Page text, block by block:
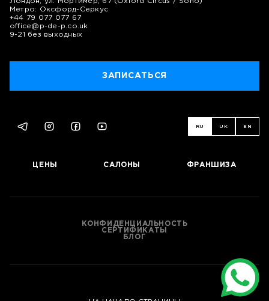
Метро: Оксфорд-Серкус
+44 79 077 077 67
office@p-de-p.co.uk
9-21 без выходных
ЗАПИСАТЬСЯ
RU UK EN
ЦЕНЫ САЛОНЫ ФРАНШИЗА
КОНФИДЕНЦИАЛЬНОСТЬ
СЕРТИФИКАТЫ
БЛОГ